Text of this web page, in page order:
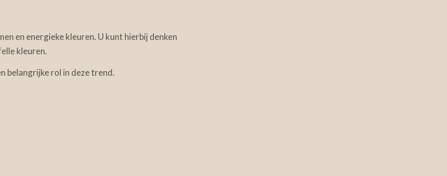
en energieke kleuren. U kunt hierbij denken
kleuren.
belangrijke rol in deze trend.